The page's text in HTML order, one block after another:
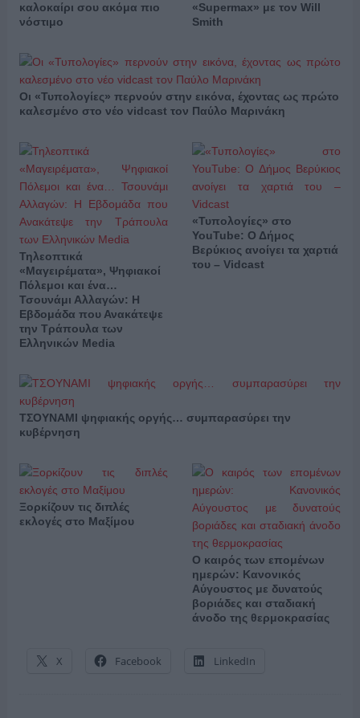
καλοκαίρι σου ακόμα πιο
νόστιμο
«Supermax» με τον Will
Smith
Οι «Τυπολογίες» περνούν στην εικόνα, έχοντας ως πρώτο
καλεσμένο στο νέο vidcast τον Παύλο Μαρινάκη
Τηλεοπτικά
«Μαγειρέματα», Ψηφιακοί
Πόλεμοι και ένα…
Τσουνάμι Αλλαγών: Η
Εβδομάδα που Ανακάτεψε
την Τράπουλα των
Ελληνικών Media
«Τυπολογίες» στο
YouTube: Ο Δήμος
Βερύκιος ανοίγει τα χαρτιά
του – Vidcast
ΤΣΟΥΝΑΜΙ ψηφιακής οργής… συμπαρασύρει την
κυβέρνηση
Ξορκίζουν τις διπλές
εκλογές στο Μαξίμου
Ο καιρός των επομένων
ημερών: Κανονικός
Αύγουστος με δυνατούς
βοριάδες και σταδιακή
άνοδο της θερμοκρασίας
X Facebook LinkedIn